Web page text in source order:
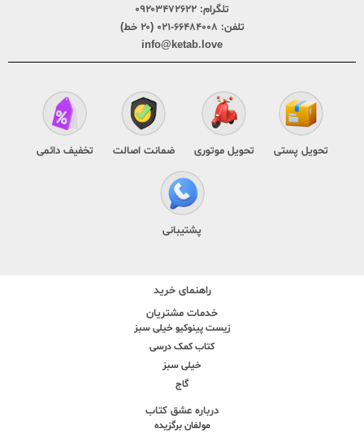
تلگرام: ۰۹۲۰۳۴۷۲۶۲۲
تلفن: ۶۶۴۸۴۰۰۸-۰۲۱ (۲۰ خط)
info@ketab.love
تحویل پستی تحویل موتوری ضمانت اصالت تخفیف دائمی
پشتیبانی
راهنمای خرید
خدمات مشتریان
زیست پینوکیو خیلی سبز
کتاب کمک درسی
خیلی سبز
گاج
درباره عشق کتاب
مولفان برگزیده